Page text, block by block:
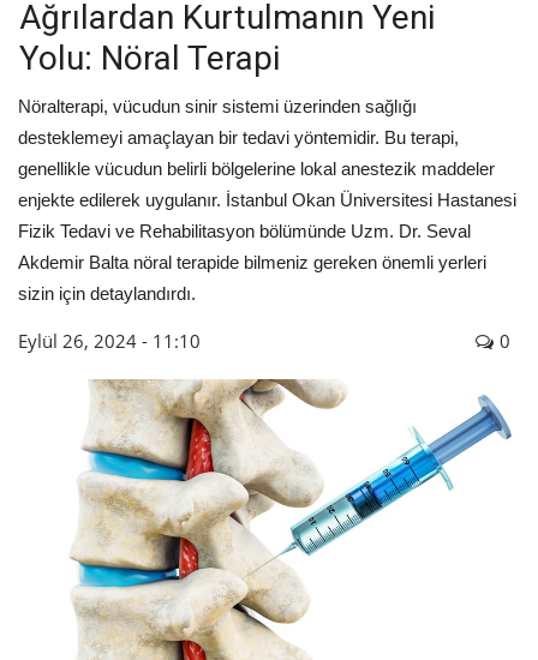
Ağrılardan Kurtulmanın Yeni
Yolu: Nöral Terapi
Nöralterapi, vücudun sinir sistemi üzerinden sağlığı
desteklemeyi amaçlayan bir tedavi yöntemidir. Bu terapi,
genellikle vücudun belirli bölgelerine lokal anestezik maddeler
enjekte edilerek uygulanır. İstanbul Okan Üniversitesi Hastanesi
Fizik Tedavi ve Rehabilitasyon bölümünde Uzm. Dr. Seval
Akdemir Balta nöral terapide bilmeniz gereken önemli yerleri
sizin için detaylandırdı.
Eylül 26, 2024 - 11:10 0